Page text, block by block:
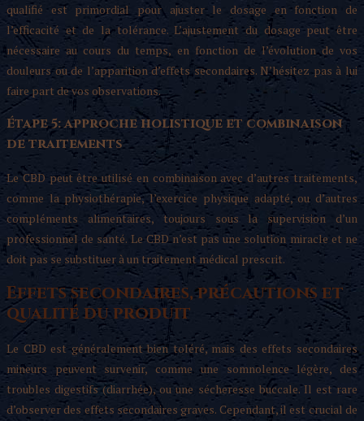
qualifié est primordial pour ajuster le dosage en fonction de
l’efficacité et de la tolérance. L’ajustement du dosage peut être
nécessaire au cours du temps, en fonction de l’évolution de vos
douleurs ou de l’apparition d’effets secondaires. N’hésitez pas à lui
faire part de vos observations.
Étape 5: approche holistique et combinaison
de traitements
Le CBD peut être utilisé en combinaison avec d’autres traitements,
comme la physiothérapie, l’exercice physique adapté, ou d’autres
compléments alimentaires, toujours sous la supervision d’un
professionnel de santé. Le CBD n’est pas une solution miracle et ne
doit pas se substituer à un traitement médical prescrit.
Effets secondaires, précautions et
qualité du produit
Le CBD est généralement bien toléré, mais des effets secondaires
mineurs peuvent survenir, comme une somnolence légère, des
troubles digestifs (diarrhée), ou une sécheresse buccale. Il est rare
d’observer des effets secondaires graves. Cependant, il est crucial de